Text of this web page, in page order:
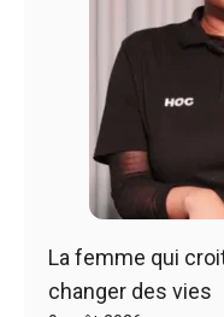
La femme qui
changer des vies